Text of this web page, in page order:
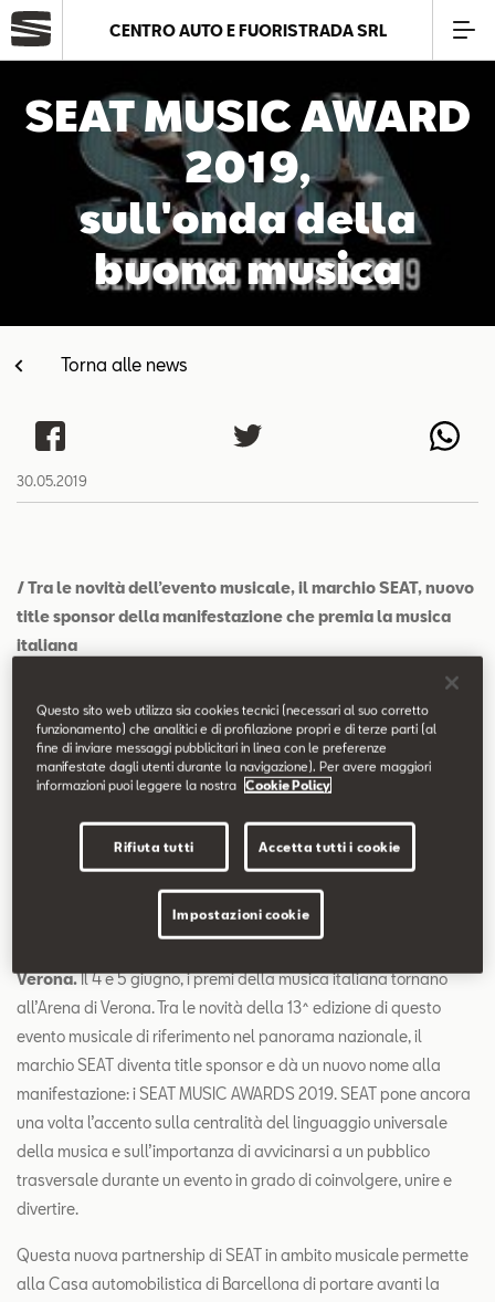
Modelli
Offerte
Business
SEAT Usato Certificato
Contatti
CENTRO AUTO E FUORISTRADA SRL
SEAT MUSIC AWARD
2019,
sull'onda della
buona musica
Torna alle news
30.05.2019
/ Tra le novità dell’evento musicale, il marchio SEAT, nuovo
title sponsor della manifestazione che premia la musica
italiana
l’accento sulla centralità del linguaggio universale della
musica nella sua strategia
/ SEAT è il primo marchio ad aver integrato in auto
applicazioni e soluzioni tecnologiche all’avanguardia come
Spotify, Shazam e Amazon Alexa per fruire della musica in
/ Doppio appuntamento per la 13° edizione dei premi che
Verona.Il 4 e 5 giugno, i premi della musica italiana tornano
all’Arena di Verona. Tra le novità della 13^ edizione di questo
evento musicale di riferimento nel panorama nazionale, il
marchio SEAT diventa title sponsor e dà un nuovo nome alla
manifestazione: i SEAT MUSIC AWARDS 2019. SEAT pone ancora
una volta l’accento sulla centralità del linguaggio universale
della musica e sull’importanza di avvicinarsi a un pubblico
trasversale durante un evento in grado di coinvolgere, unire e
divertire.
Questa nuova partnership di SEAT in ambito musicale permette
alla Casa automobilistica di Barcellona di portare avanti la
Questo sito web utilizza sia cookies tecnici (necessari al suo corretto
funzionamento) che analitici e di profilazione propri e di terze parti (al
fine di inviare messaggi pubblicitari in linea con le preferenze
manifestate dagli utenti durante la navigazione). Per avere maggiori
informazioni puoi leggere la nostra
Cookie Policy
Rifiuta tutti Accetta tutti i cookie
Impostazioni cookie